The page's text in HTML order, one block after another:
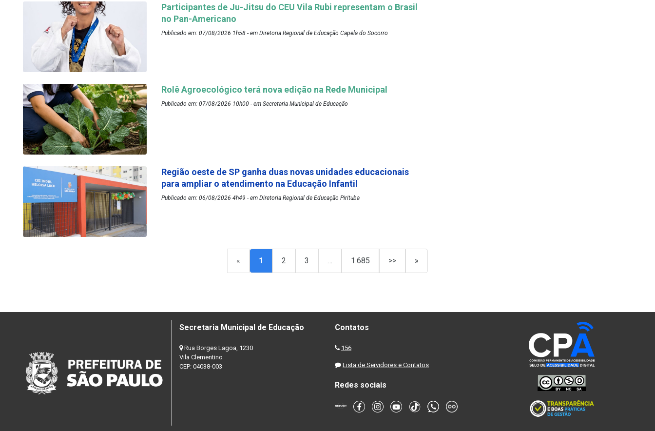
Participantes de Ju-Jitsu do CEU Vila Rubi representam o Brasil
no Pan-Americano
Publicado em: 07/08/2026 1h58 - em Diretoria Regional de Educação Capela do Socorro
Rolê Agroecológico terá nova edição na Rede Municipal
Publicado em: 07/08/2026 10h00 - em Secretaria Municipal de Educação
Região oeste de SP ganha duas novas unidades educacionais
para ampliar o atendimento na Educação Infantil
Publicado em: 06/08/2026 4h49 - em Diretoria Regional de Educação Pirituba
« 1 2 3 … 1.685 >> »
Secretaria Municipal de Educação
Rua Borges Lagoa, 1230
Vila Clementino
CEP: 04038-003
Contatos
156
Lista de Servidores e Contatos
Redes sociais